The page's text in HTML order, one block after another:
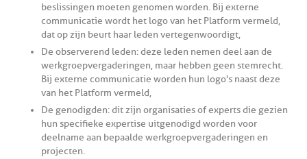
beslissingen moeten genomen worden. Bij externe
communicatie wordt het logo van het Platform vermeld,
dat op zijn beurt haar leden vertegenwoordigt,
De observerend leden: deze leden nemen deel aan de
werkgroepvergaderingen, maar hebben geen stemrecht.
Bij externe communicatie worden hun logo's naast deze
van het Platform vermeld,
De genodigden: dit zijn organisaties of experts die gezien
hun specifieke expertise uitgenodigd worden voor
deelname aan bepaalde werkgroepvergaderingen en
projecten.